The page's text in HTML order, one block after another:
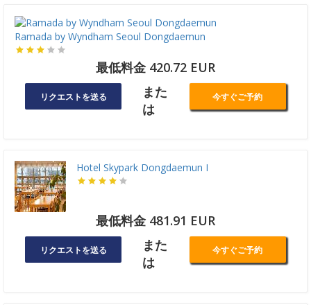
Ramada by Wyndham Seoul Dongdaemun
最低料金 420.72 EUR
リクエストを送る
また
は
今すぐご予約
Hotel Skypark Dongdaemun I
最低料金 481.91 EUR
リクエストを送る
また
は
今すぐご予約